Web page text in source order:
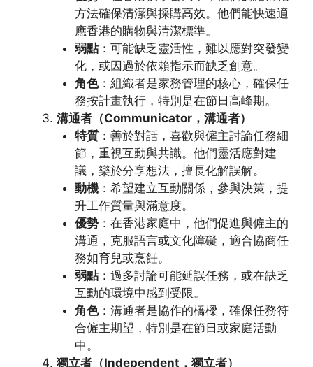
方法確保清潔與採購高效。他們能快速適
應香港的購物與清潔標準。
弱點：可能缺乏靈活性，難以應對突發變
化，或因過於依賴指示而缺乏創意。
角色：組織者是家務管理的核心，確保任
務按計畫執行，特別是在節日高峰期。
溝通者（Communicator，溝通者）
特質：善於對話，喜歡與僱主討論任務細
節，重視互動與共識。他們靈活應對建
議，樂於分享想法，擅長化解誤解。
動機：希望建立互動關係，參與決策，提
升工作質量與滿意度。
優勢：在香港家庭中，他們促進與僱主的
溝通，克服語言或文化障礙，適合協商任
務如育兒或烹飪。
弱點：過多討論可能延誤任務，或在缺乏
互動的環境中感到受限。
角色：溝通者是協作的橋樑，確保任務符
合僱主期望，特別是在節日或家庭活動
中。
獨立者（Independent，獨立者）